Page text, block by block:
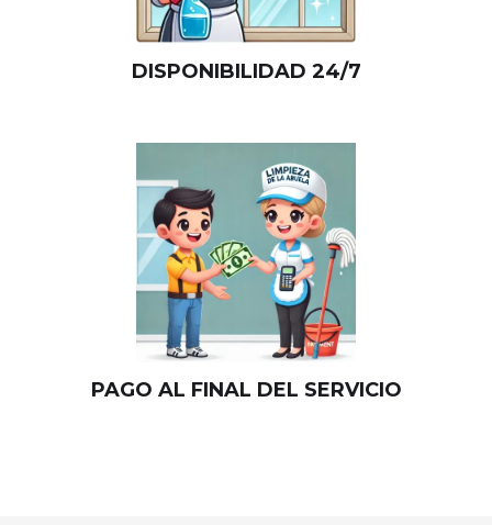
DISPONIBILIDAD 24/7
PAGO AL FINAL DEL SERVICIO